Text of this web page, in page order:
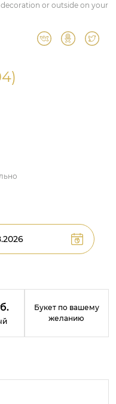
or outside on your
Букет по вашему
желанию